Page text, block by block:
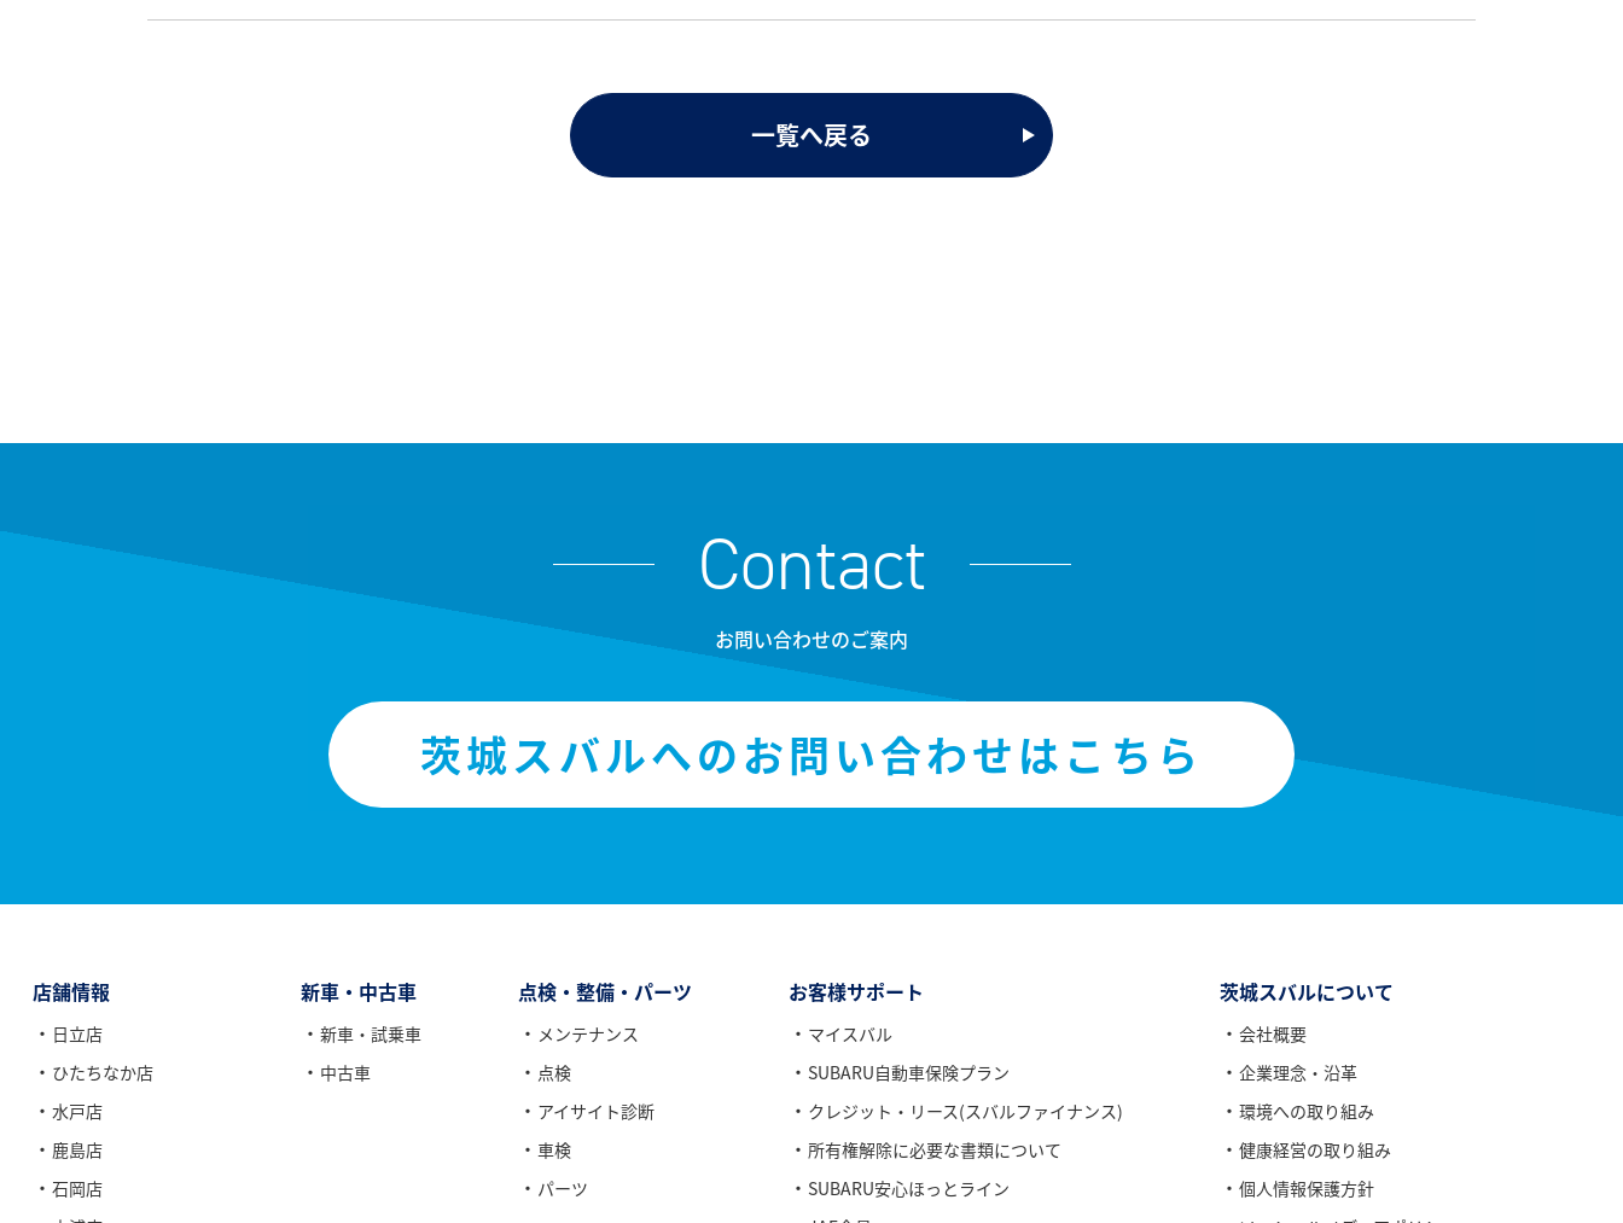
一覧へ戻る
Contact
お問い合わせのご案内
茨城スバルへのお問い合わせはこちら
店舗情報
日立店
ひたちなか店
水戸店
鹿島店
石岡店
新⾞・中古車
新車・試乗車
中古車
点検・整備・パーツ
メンテナンス
点検
アイサイト診断
車検
パーツ
お客様サポート
マイスバル
SUBARU自動車保険プラン
クレジット・リース(スバルファイナンス)
所有権解除に必要な書類について
SUBARU安心ほっとライン
茨城スバルについて
会社概要
企業理念・沿革
環境への取り組み
健康経営の取り組み
個人情報保護方針